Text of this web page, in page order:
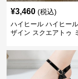
¥3,460 (税込)
ハイヒール ハイヒー
ザイン スクエアトゥ